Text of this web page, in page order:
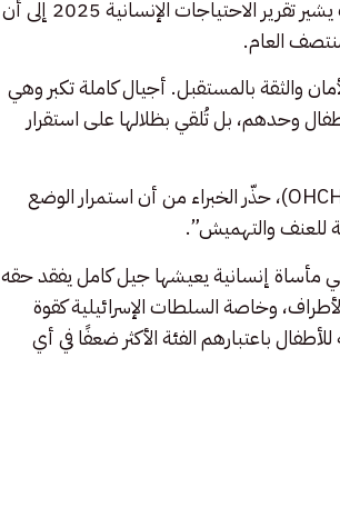
لكن الفجوة بين الاحتياجات المتزايدة والتمويل المتاح تتسع بشكل مقلق؛ حيث يشير تقرير الاحتياجات الإنسانية 2025 إلى أن
والثقة بالمستقبل. أجيال كاملة تكبر وهي
وحدهم، بل تُلقي بظلالها على استقرار
وفي تقرير مشترك لـ”اليونيسف” و”مكتب المفوض السامي لحقوق الإنسان” (OHCHR)، حذّر الخبراء من أن استمرار الوضع
للعنف والتهميش”.
مأساة إنسانية يعيشها جيل كامل يفقد حقه
وخاصة السلطات الإسرائيلية كقوة
باعتبارهم الفئة الأكثر ضعفًا في أي